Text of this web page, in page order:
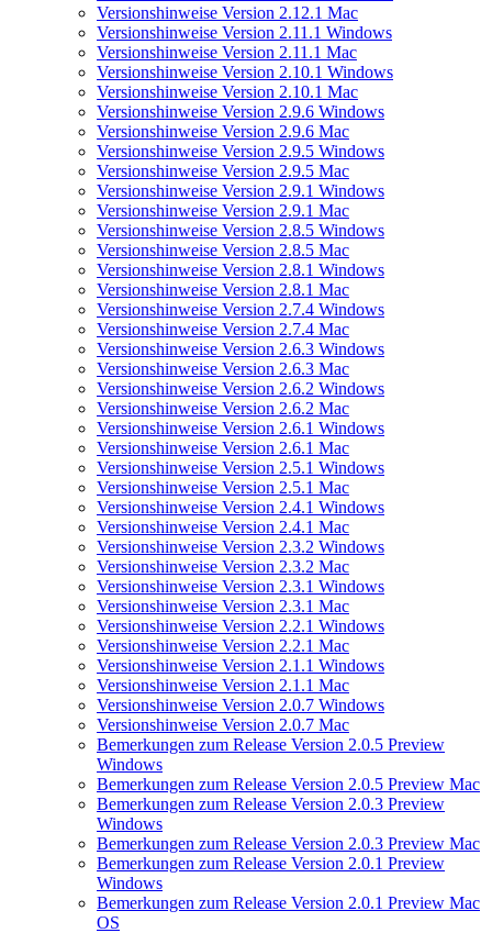
Versionshinweise Version 2.12.1 Mac
Versionshinweise Version 2.11.1 Windows
Versionshinweise Version 2.11.1 Mac
Versionshinweise Version 2.10.1 Windows
Versionshinweise Version 2.10.1 Mac
Versionshinweise Version 2.9.6 Windows
Versionshinweise Version 2.9.6 Mac
Versionshinweise Version 2.9.5 Windows
Versionshinweise Version 2.9.5 Mac
Versionshinweise Version 2.9.1 Windows
Versionshinweise Version 2.9.1 Mac
Versionshinweise Version 2.8.5 Windows
Versionshinweise Version 2.8.5 Mac
Versionshinweise Version 2.8.1 Windows
Versionshinweise Version 2.8.1 Mac
Versionshinweise Version 2.7.4 Windows
Versionshinweise Version 2.7.4 Mac
Versionshinweise Version 2.6.3 Windows
Versionshinweise Version 2.6.3 Mac
Versionshinweise Version 2.6.2 Windows
Versionshinweise Version 2.6.2 Mac
Versionshinweise Version 2.6.1 Windows
Versionshinweise Version 2.6.1 Mac
Versionshinweise Version 2.5.1 Windows
Versionshinweise Version 2.5.1 Mac
Versionshinweise Version 2.4.1 Windows
Versionshinweise Version 2.4.1 Mac
Versionshinweise Version 2.3.2 Windows
Versionshinweise Version 2.3.2 Mac
Versionshinweise Version 2.3.1 Windows
Versionshinweise Version 2.3.1 Mac
Versionshinweise Version 2.2.1 Windows
Versionshinweise Version 2.2.1 Mac
Versionshinweise Version 2.1.1 Windows
Versionshinweise Version 2.1.1 Mac
Versionshinweise Version 2.0.7 Windows
Versionshinweise Version 2.0.7 Mac
Bemerkungen zum Release Version 2.0.5 Preview
Windows
Bemerkungen zum Release Version 2.0.5 Preview Mac
Bemerkungen zum Release Version 2.0.3 Preview
Windows
Bemerkungen zum Release Version 2.0.3 Preview Mac
Bemerkungen zum Release Version 2.0.1 Preview
Windows
Bemerkungen zum Release Version 2.0.1 Preview Mac
OS